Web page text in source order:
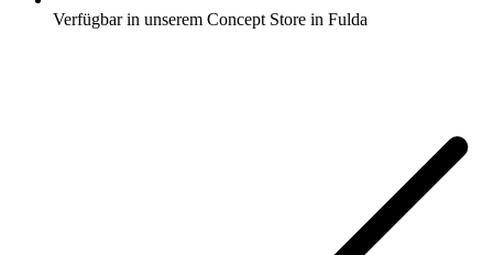
Verfügbar in unserem Concept Store in Fulda